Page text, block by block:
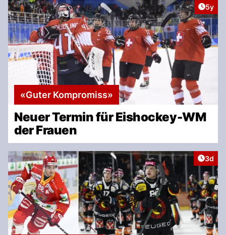
5y
«Guter Kompromiss»
Neuer Termin für Eishockey-WM
der Frauen
3d